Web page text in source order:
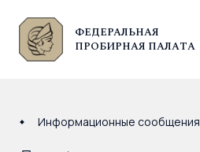
ФЕДЕРАЛЬНАЯ
ПРОБИРНАЯ ПАЛАТА
© Федеральная пробирная палата, 2026
Информационные сообщения